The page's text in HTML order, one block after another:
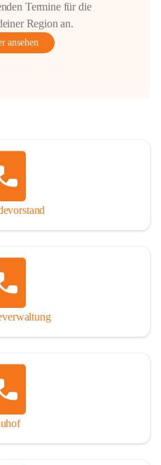
Termine für die
Region an.
ansehen